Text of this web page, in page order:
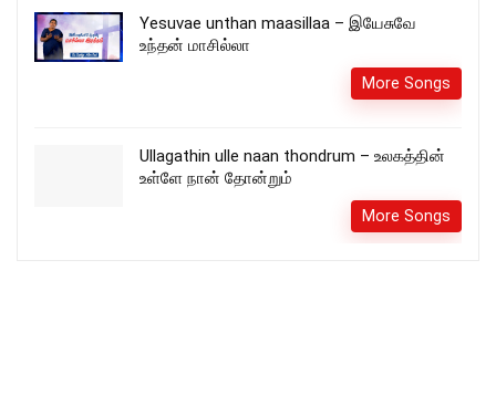
Yesuvae unthan maasillaa – இயேசுவே
உந்தன் மாசில்லா
More Songs
Ullagathin ulle naan thondrum – உலகத்தின்
உள்ளே நான் தோன்றும்
More Songs